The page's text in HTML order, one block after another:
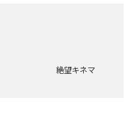
絶望キネマ